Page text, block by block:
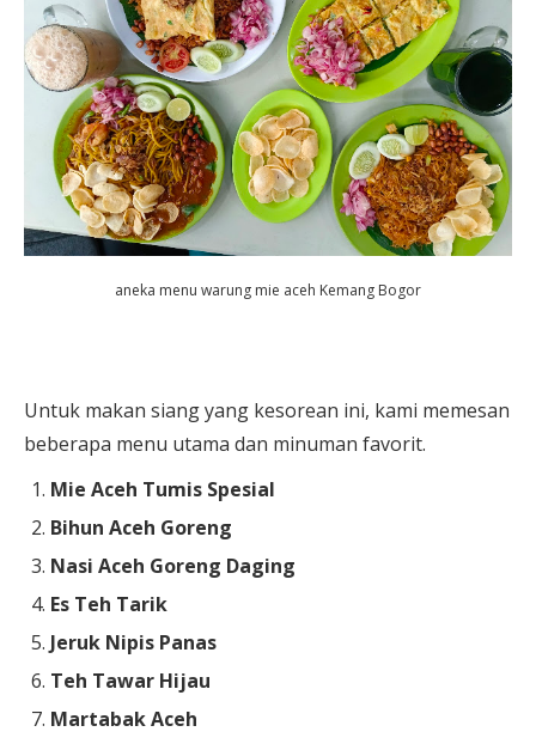
aneka menu warung mie aceh Kemang Bogor
Untuk makan siang yang kesorean ini, kami memesan
beberapa menu utama dan minuman favorit.
Mie Aceh Tumis Spesial
Bihun Aceh Goreng
Nasi Aceh Goreng Daging
Es Teh Tarik
Jeruk Nipis Panas
Teh Tawar Hijau
Martabak Aceh